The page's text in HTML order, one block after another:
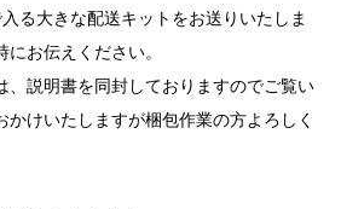
る大きな配送キットをお送りいたしま
お伝えください。
、説明書を同封しておりますのでご覧い
かけいたしますが梱包作業の方よろしく